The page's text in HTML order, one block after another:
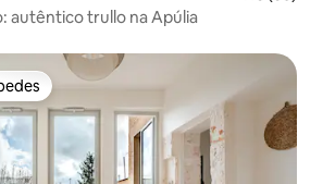
autêntico trullo na Apúlia